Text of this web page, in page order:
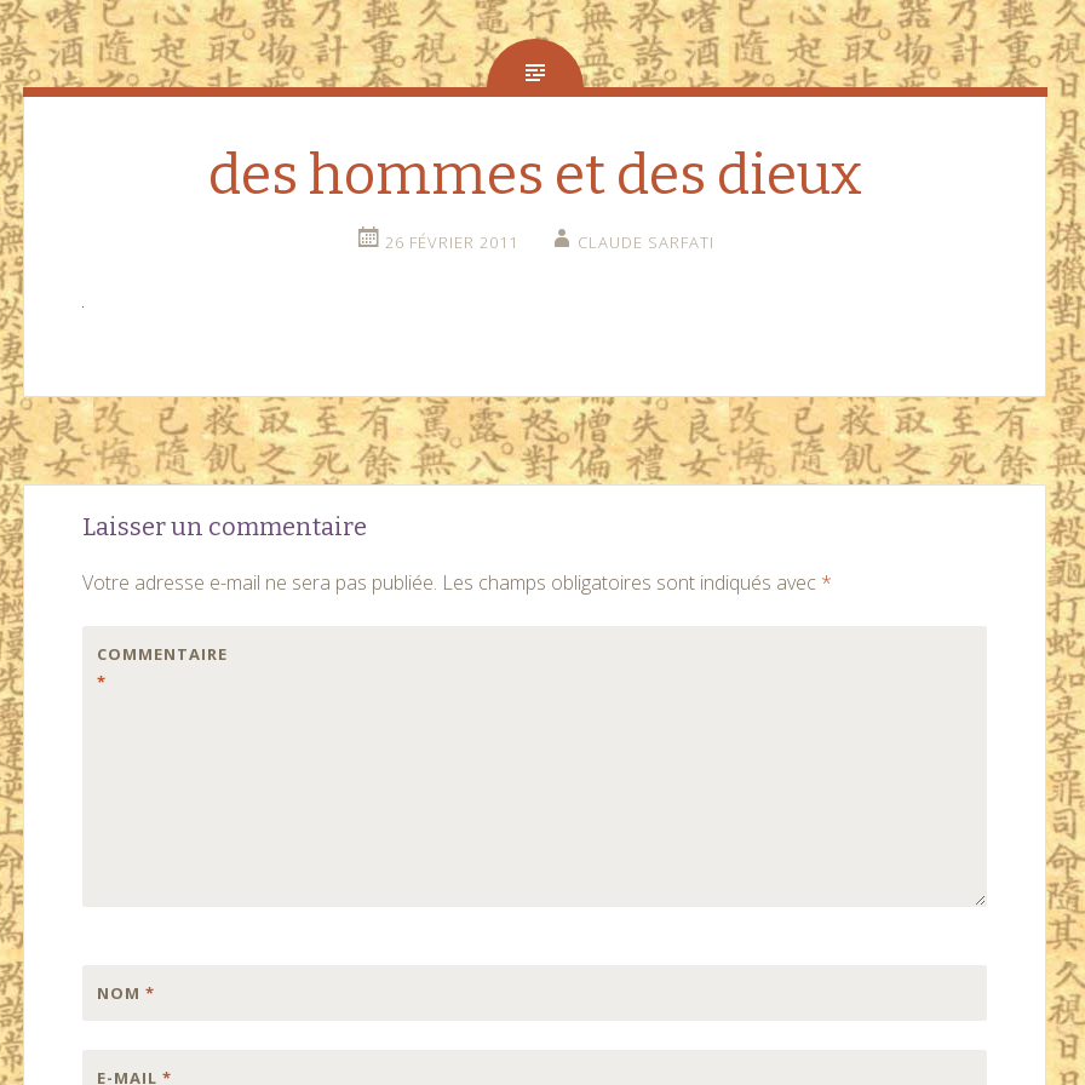
des hommes et des dieux
26 FÉVRIER 2011 CLAUDE SARFATI
Navigation
des
articles
←
Laisser un commentaire
Votre adresse e-mail ne sera pas publiée. Les champs obligatoires sont indiqués avec *
COMMENTAIRE
*
NOM*
E-MAIL*